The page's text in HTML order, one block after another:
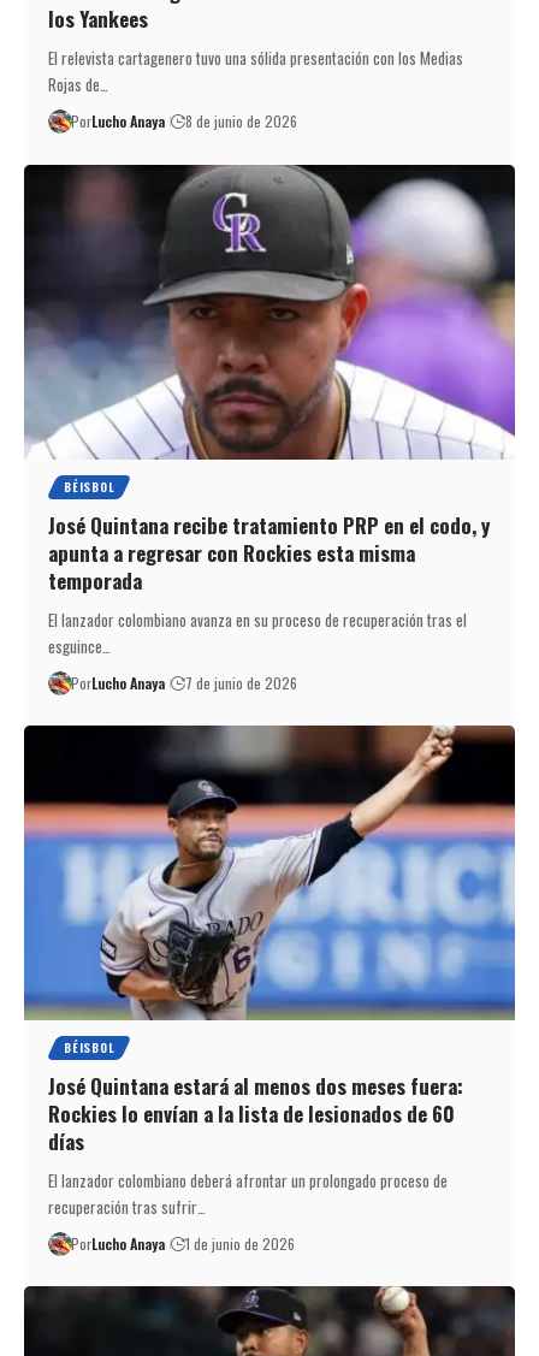
los Yankees
El relevista cartagenero tuvo una sólida presentación con los Medias
Rojas de…
PorLucho Anaya 8 de junio de 2026
BÉISBOL
José Quintana recibe tratamiento PRP en el codo, y
apunta a regresar con Rockies esta misma
temporada
El lanzador colombiano avanza en su proceso de recuperación tras el
esguince…
PorLucho Anaya 7 de junio de 2026
BÉISBOL
José Quintana estará al menos dos meses fuera:
Rockies lo envían a la lista de lesionados de 60
días
El lanzador colombiano deberá afrontar un prolongado proceso de
recuperación tras sufrir…
PorLucho Anaya 1 de junio de 2026